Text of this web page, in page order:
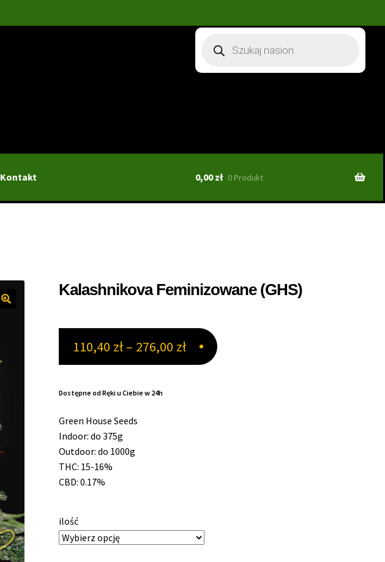
produktów
Kontakt 0,00zł 0 Produkt
Kalashnikova Feminizowane (GHS)
110,40 zł – 276,00 złZakres
cen:
Dostępne od Ręki u Ciebie w 24h
Green House Seeds
Indoor: do 375g
Outdoor: do 1000g
THC: 15-16%
CBD: 0.17%
ilość